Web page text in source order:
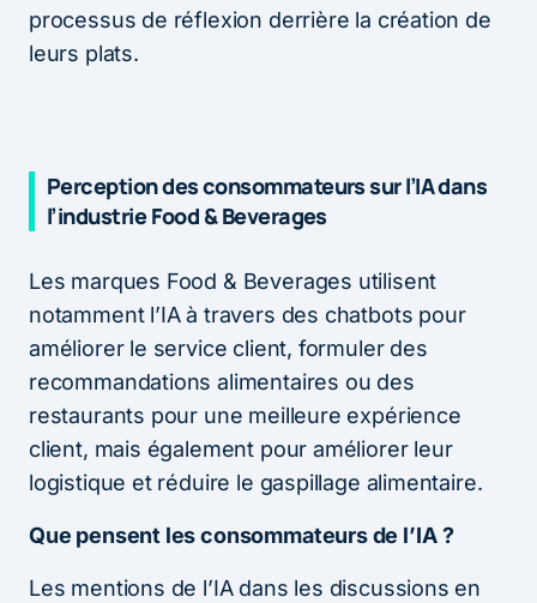
processus de réflexion derrière la création de
leurs plats.
Perception des consommateurs sur l’IA dans
l’industrie Food & Beverages
Les marques Food & Beverages utilisent
notamment l’IA à travers des chatbots pour
améliorer le service client, formuler des
recommandations alimentaires ou des
restaurants pour une meilleure expérience
client, mais également pour améliorer leur
logistique et réduire le gaspillage alimentaire.
Que pensent les consommateurs de l’IA ?
Les mentions de l’IA dans les discussions en